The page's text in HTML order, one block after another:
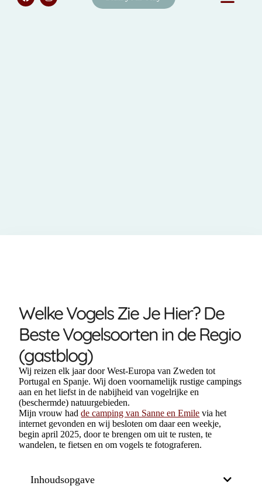
Welke Vogels Zie Je Hier? De
Beste Vogelsoorten in de Regio
(gastblog)
Wij reizen elk jaar door West-Europa van Zweden tot
Portugal en Spanje. Wij doen voornamelijk rustige campings
aan en het liefst in de nabijheid van vogelrijke en
(beschermde) natuurgebieden.
Mijn vrouw hadde camping van Sanne en Emile via het
internet gevonden en wij besloten om daar een weekje,
begin april 2025, door te brengen om uit te rusten, te
wandelen, te fietsen en om vogels te fotograferen.
Inhoudsopgave